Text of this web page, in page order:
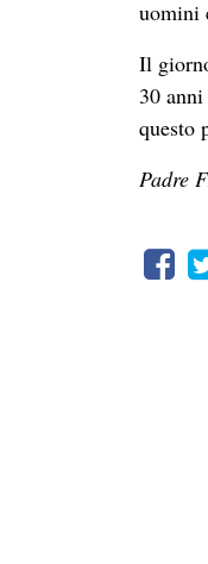
Il
30
questo
Padre